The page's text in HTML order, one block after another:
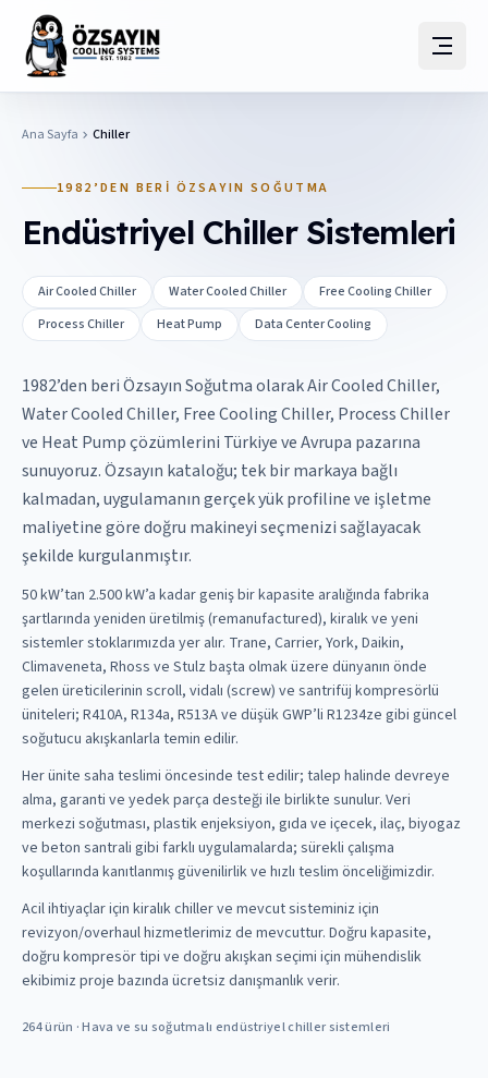
Ana Sayfa Chiller
1982’DEN BERI ÖZSAYIN SOĞUTMA
Endüstriyel Chiller Sistemleri
Air Cooled Chiller Water Cooled Chiller
Free Cooling Chiller
Process Chiller
Heat Pump Data Center Cooling
1982’den beri Özsayın Soğutma olarak Air Cooled Chiller,
Water Cooled Chiller, Free Cooling Chiller, Process Chiller
ve Heat Pump çözümlerini Türkiye ve Avrupa pazarına
sunuyoruz. Özsayın kataloğu; tek bir markaya bağlı
kalmadan, uygulamanın gerçek yük profiline ve işletme
maliyetine göre doğru makineyi seçmenizi sağlayacak
şekilde kurgulanmıştır.
50 kW’tan 2.500 kW’a kadar geniş bir kapasite aralığında fabrika
şartlarında yeniden üretilmiş (remanufactured), kiralık ve yeni
sistemler stoklarımızda yer alır. Trane, Carrier, York, Daikin,
Climaveneta, Rhoss ve Stulz başta olmak üzere dünyanın önde
gelen üreticilerinin scroll, vidalı (screw) ve santrifüj kompresörlü
üniteleri; R410A, R134a, R513A ve düşük GWP’li R1234ze gibi güncel
soğutucu akışkanlarla temin edilir.
Her ünite saha teslimi öncesinde test edilir; talep halinde devreye
alma, garanti ve yedek parça desteği ile birlikte sunulur. Veri
merkezi soğutması, plastik enjeksiyon, gıda ve içecek, ilaç, biyogaz
ve beton santrali gibi farklı uygulamalarda; sürekli çalışma
koşullarında kanıtlanmış güvenilirlik ve hızlı teslim önceliğimizdir.
Acil ihtiyaçlar için kiralık chiller ve mevcut sisteminiz için
revizyon/overhaul hizmetlerimiz de mevcuttur. Doğru kapasite,
doğru kompresör tipi ve doğru akışkan seçimi için mühendislik
ekibimiz proje bazında ücretsiz danışmanlık verir.
264 ürün · Hava ve su soğutmalı endüstriyel chiller sistemleri